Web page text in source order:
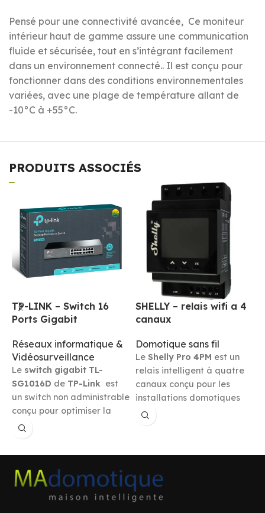
Pensé pour une connectivité avancée, Ce moniteur
intérieur haut de gamme assure une communication
fluide et sécurisée, tout en s’intégrant facilement
dans un environnement connecté.. Il est conçu pour
fonctionner dans des conditions environnementales
variées, avec une plage de température allant de
-10°C à +55°C.
PRODUITS ASSOCIÉS
TP-LINK – Switch 16
Ports Gigabit
Réseaux informatique &
Vidéosurveillance
Le switch gigabit TL-
SG1016D de TP-Link est
un switch non administrable
conçu pour optimiser la
connectivité réseau en
entreprise ou en
passante élevée. Doté de
16 ports Gigabit Ethernet ,
SHELLY – relais wifi a 4
canaux
Domotique sans fil
Le Shelly Pro 4PM est un
relais intelligent à quatre
canaux conçu pour les
installations domotiques
professionnelles. Monté sur
rail DIN, il permet de
Wi-Fi, LAN et Bluetooth. Ce
dispositif est équipé de